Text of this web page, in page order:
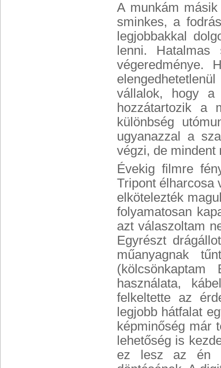
A munkám
sminkes, a
legjobbakkal
lenni.
végeredménye.
vállalok, hogy a
hozzátartozik a
különbség
ugyanazzal a
végzi, de mindent
Évekig filmre
Tripont élharcosa
elkötelezték
folyamatosan
azt válaszoltam
Egyrészt
műanyagnak
használata,
felkeltette az
legjobb hátfalat
képminőség már
lehetőség is
ez lesz az én